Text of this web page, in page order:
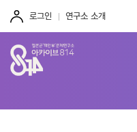
로그인 연구소 소개